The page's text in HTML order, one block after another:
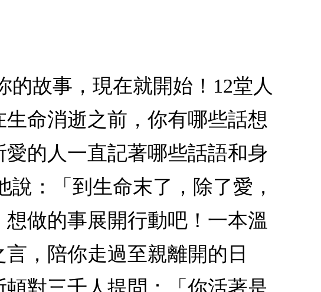
故事，現在就開始！12堂人
命消逝之前，你有哪些話想
的人一直記著哪些話語和身
：「到生命末了，除了愛，
做的事展開行動吧！一本溫
，陪你走過至親離開的日